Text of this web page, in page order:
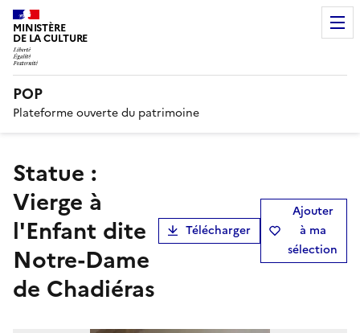
MINISTÈRE
DE LA CULTURE
POP
Plateforme ouverte du patrimoine
statue :
Vierge à
l'Enfant dite
Notre-Dame
de Chadiéras
Télécharger
Ajouter
à ma
sélection